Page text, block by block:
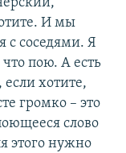
И мы
с соседями. Я
что пою. А есть
хотите,
громко – это
слово
этого нужно